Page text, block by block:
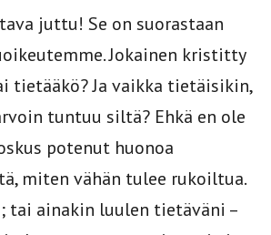
juttu! Se on suorastaan
Jokainen kristitty
tietääkö? Ja vaikka tietäisikin,
tuntuu siltä? Ehkä en ole
potenut huonoa
miten vähän tulee rukoiltua.
tai ainakin luulen tietäväni –